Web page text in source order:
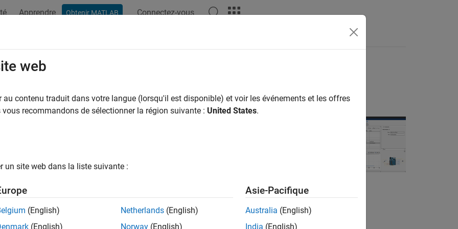
Apprendre Obtenir MATLAB Connectez-vous
Explorer
and controlArduino
data from the board, and generate code.
app, you can:
web
au contenu traduit dans votre langue (lorsqu'il est disponible) et voir les événements et les offres
vous recommandons de sélectionner la région suivante : United States.
un site web dans la liste suivante :
(English)
(English)
Netherlands (English)
Norway (English)
Asie-Pacifique
Australia (English)
India (English)